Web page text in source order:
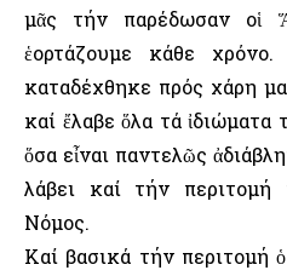
μᾶς τήν παρέδωσαν οἱ
ἑορτάζουμε κάθε
καταδέχθηκε πρός χάρη
καί ἔλαβε ὅλα τά
ὅσα εἶναι παντελῶς
λάβει καί τήν περιτομή
Νόμος.
Καί βασικά τήν περιτομή